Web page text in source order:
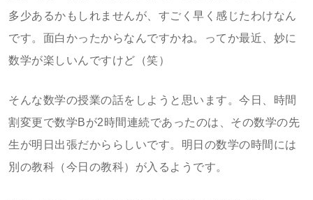
多少あるかもしれませんが、すごく早く感じたわけなん
です。面白かったからなんですかね。ってか最近、妙に
数学が楽しいんですけど（笑）
そんな数学の授業の話をしようと思います。今日、時間
割変更で数学Bが2時間連続であったのは、その数学の先
生が明日出張だかららしいです。明日の数学の時間には
別の教科（今日の教科）が入るようです。